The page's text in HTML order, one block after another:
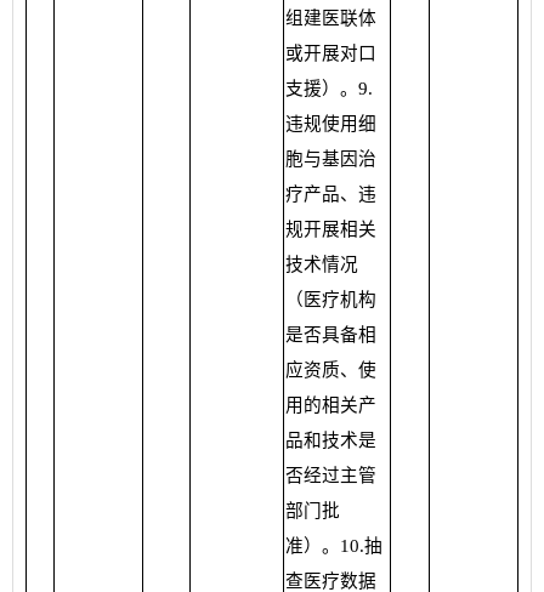
组建医联体
或开展对口
支援）。9.
违规使用细
胞与基因治
疗产品、违
规开展相关
技术情况
（医疗机构
是否具备相
应资质、使
用的相关产
品和技术是
否经过主管
部门批
准）。10.抽
查医疗数据